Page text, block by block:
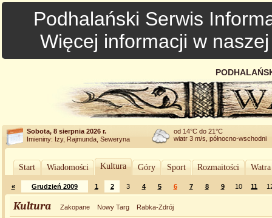
Podhalański Serwis
Więcej informacji w
Sobota, 8 sierpnia 2026 r.
Imieniny: Izy, Rajmunda, Seweryna
od 14°C do 21°C
wiatr 3 m/s, północno-wschodni
Start Wiadomości Kultura Góry Sport Rozmaitości
« Grudzień 2009 1 2 3 4 5 6 7 8 9 10 11
Kultura Zakopane Nowy Targ Rabka-Zdrój